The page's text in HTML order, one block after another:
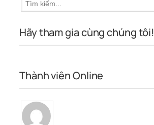
Hãy tham gia cùng chúng tôi!
Thành viên Online